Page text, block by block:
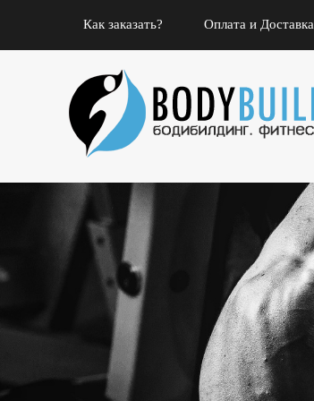
Как заказать? Оплата и Доставка